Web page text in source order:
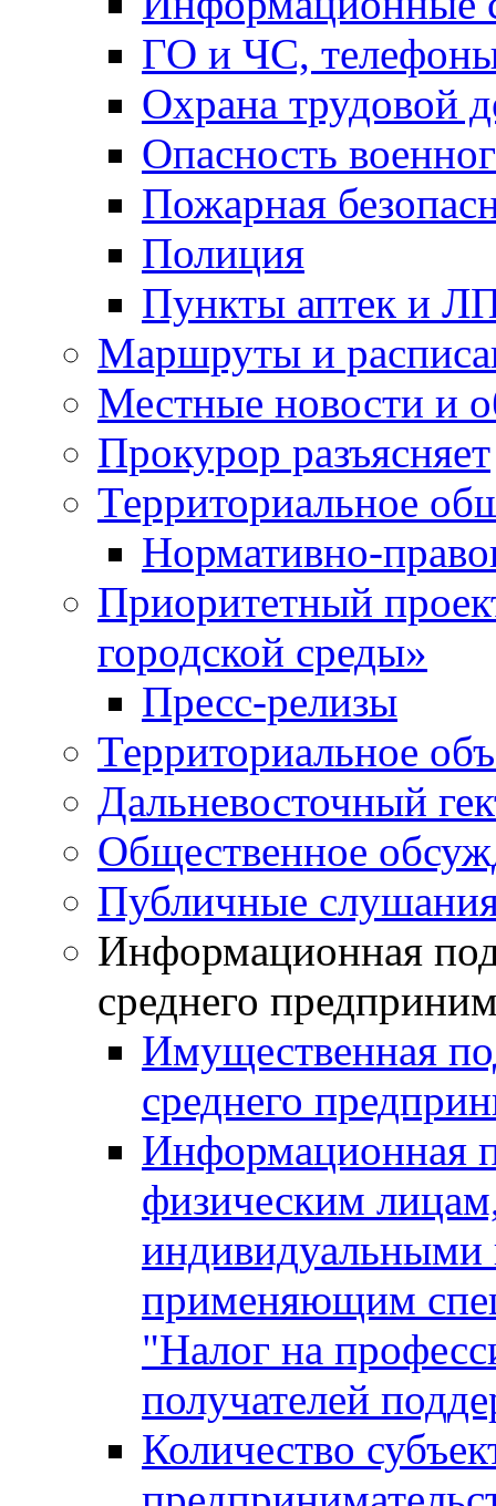
ГО и ЧС,
Охрана трудовой
Опасность
Пожарная
Полиция
Пункты аптек и
Маршруты и
Местные новости и
Прокурор разъясняет
Территориальное
Нормативно-
Приоритетный
городской среды»
Пресс-релизы
Территориальное
Дальневосточный
Общественное
Публичные
Информационная
среднего
Имущественная
среднего
Информационная
физическим
индивидуальными
применяющим
"Налог на
получателей
Количество